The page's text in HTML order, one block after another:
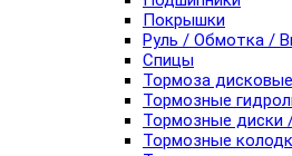
Покрышки
Руль / Обмотка /
Спицы
Тормоза
Тормозные
Тормозные диски
Тормозные